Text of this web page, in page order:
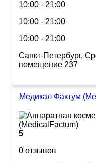
10:00 - 21:00
10:00 - 21:00
10:00 - 21:00
Санкт-Петербург,
помещение 237
Медикал Фактум
5
0 отзывов